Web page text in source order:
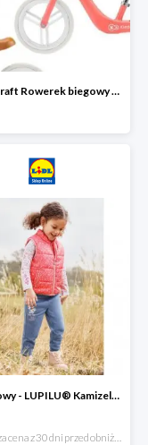
Kinderkraft Rowerek biegowy Fly
Hit cenowy - LUPILU® Kamizelka pikowana dziewczęca